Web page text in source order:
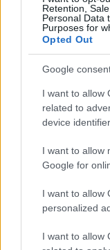
Retention,
Personal Data
Purposes for
Opted Out
Google
I want to allow
related to
device
I want to allow
Google for
I want to allow
personalized
I want to allow
játékélménytől,
videó lenne egy
demótinnen